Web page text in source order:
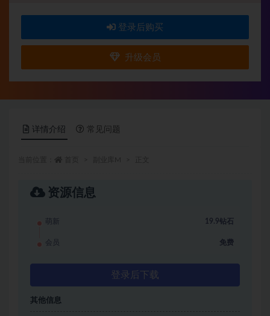
登录后购买
升级会员
详情介绍 常见问题
资源信息
萌新 19.9钻石
会员 免费
登录后下载
其他信息